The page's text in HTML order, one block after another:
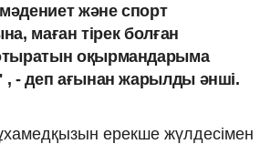
және спорт
маған тірек болған
оқырмандарыма
- деп ағынан жарылды әнші.
ерекше жүлдесімен